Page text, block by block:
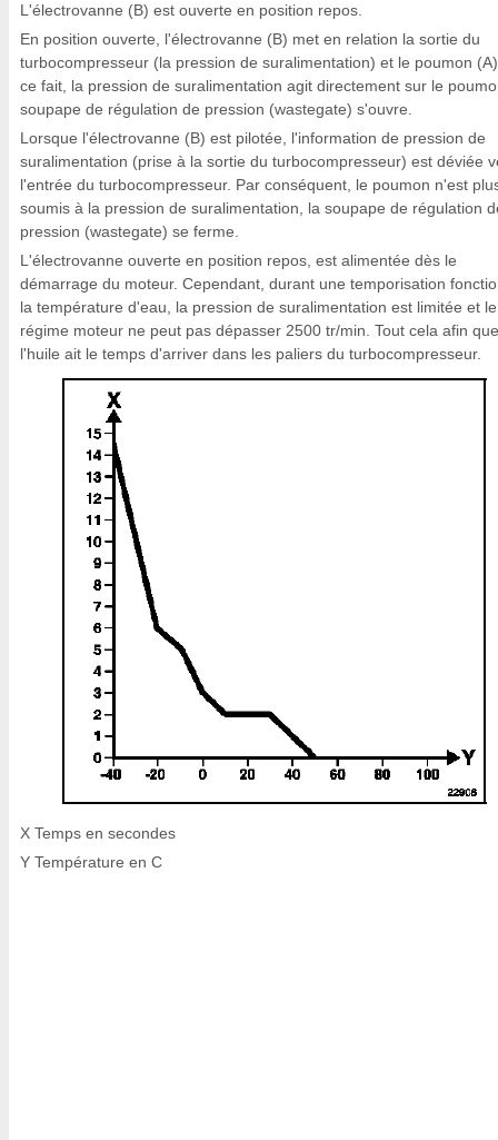
L'électrovanne (B) est ouverte en position repos.
En position ouverte, l'électrovanne (B) met en relation la sortie du
turbocompresseur (la pression de suralimentation) et le poumon
ce fait, la pression de suralimentation agit directement sur le
soupape de régulation de pression (wastegate) s'ouvre.
Lorsque l'électrovanne (B) est pilotée, l'information de pression de
suralimentation (prise à la sortie du turbocompresseur) est déviée
l'entrée du turbocompresseur. Par conséquent, le poumon n'est
soumis à la pression de suralimentation, la soupape de régulation
pression (wastegate) se ferme.
L'électrovanne ouverte en position repos, est alimentée dès le
démarrage du moteur. Cependant, durant une temporisation
la température d'eau, la pression de suralimentation est limitée et le
régime moteur ne peut pas dépasser 2500 tr/min. Tout cela afin que
l'huile ait le temps d'arriver dans les paliers du turbocompresseur.
X Temps en secondes
Y Température en C